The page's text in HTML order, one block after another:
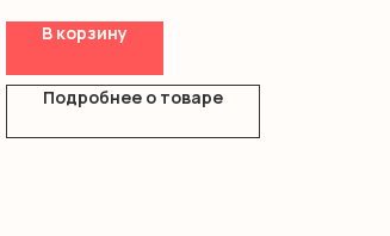
В корзину
Подробнее о товаре